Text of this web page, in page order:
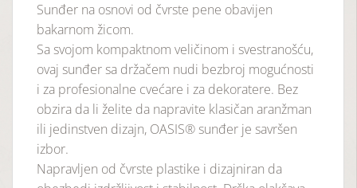
Sunđer na osnovi od čvrste pene obavijen
bakarnom žicom.
Sa svojom kompaktnom veličinom i svestranošću,
ovaj sunđer sa držačem nudi bezbroj mogućnosti
i za profesionalne cvećare i za dekoratere. Bez
obzira da li želite da napravite klasičan aranžman
ili jedinstven dizajn, OASIS® sunđer je savršen
izbor.
Napravljen od čvrste plastike i dizajniran da